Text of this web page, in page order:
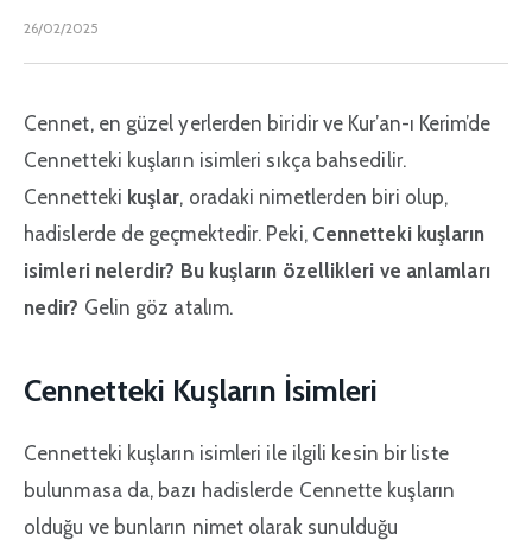
26/02/2025
Cennet, en güzel yerlerden biridir ve Kur’an-ı Kerim’de
Cennetteki kuşların isimleri sıkça bahsedilir.
Cennetteki kuşlar, oradaki nimetlerden biri olup,
hadislerde de geçmektedir. Peki, Cennetteki kuşların
isimleri nelerdir? Bu kuşların özellikleri ve anlamları
nedir? Gelin göz atalım.
Cennetteki Kuşların İsimleri
Cennetteki kuşların isimleri ile ilgili kesin bir liste
bulunmasa da, bazı hadislerde Cennette kuşların
olduğu ve bunların nimet olarak sunulduğu